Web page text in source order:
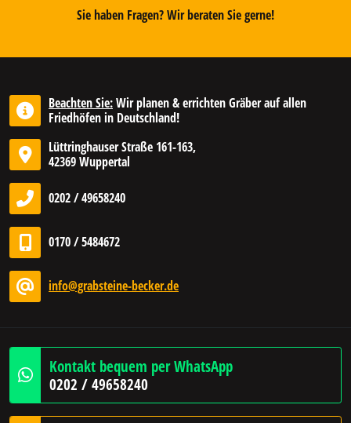
Sie haben Fragen? Wir beraten Sie gerne!
Beachten Sie:Wir planen & errichten Gräber auf allen
Friedhöfen in Deutschland!
Lüttringhauser Straße 161-163,
42369 Wuppertal
0202 / 49658240
0170 / 5484672
info@grabsteine-becker.de
Kontakt bequem per WhatsApp
0202 / 49658240